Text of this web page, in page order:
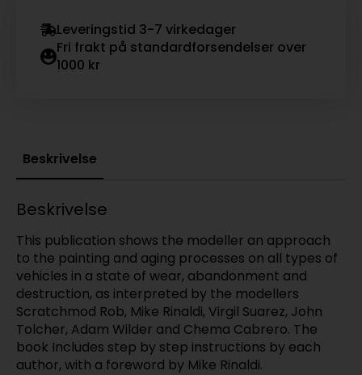
Leveringstid 3-7 virkedager
Fri frakt på standardforsendelser over
1000 kr
Beskrivelse
Beskrivelse
This publication shows the modeller an approach
to the painting and aging processes on all types of
vehicles in a state of wear, abandonment and
destruction, as interpreted by the modellers
Scratchmod Rob, Mike Rinaldi, Virgil Suarez, John
Tolcher, Adam Wilder and Chema Cabrero. The
book Includes step by step instructions by each
author, with a foreword by Mike Rinaldi.